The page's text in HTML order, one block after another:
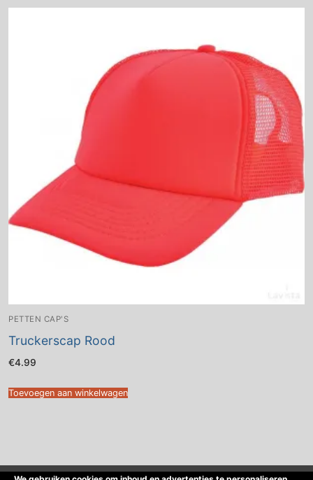
PETTEN CAP'S
Truckerscap Rood
€4.99
Toevoegen aan winkelwagen